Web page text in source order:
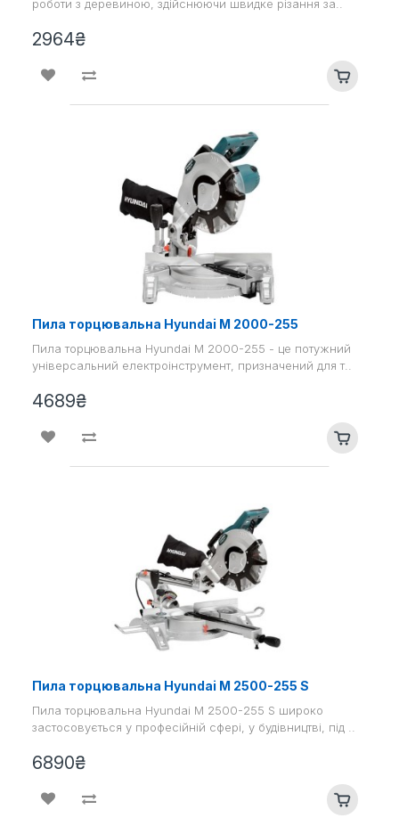
роботи з деревиною, здійснюючи швидке різання за..
2964₴
Пила торцювальна Hyundai M 2000-255
Пила торцювальна Hyundai M 2000-255 - це потужний
універсальний електроінструмент, призначений для т..
4689₴
Пила торцювальна Hyundai M 2500-255 S
Пила торцювальна Hyundai M 2500-255 S широко
застосовується у професійній сфері, у будівництві, під ..
6890₴